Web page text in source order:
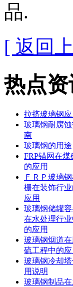
品.
[ 返回
热点
拉挤玻璃钢应
玻璃钢耐腐
南
玻璃钢的用途
FRP锚网在煤
的应用
ＦＲＰ玻璃
栅在装饰行业
应用
玻璃钢储罐容
在水处理行业
的应用
玻璃钢烟道
硫工程中的应
玻璃钢冷却塔
用说明
玻璃钢制品